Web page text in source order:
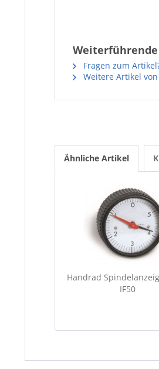
Weiterführende
Fragen zum
Weitere Artikel
Ähnliche Artikel
Handrad
IF50